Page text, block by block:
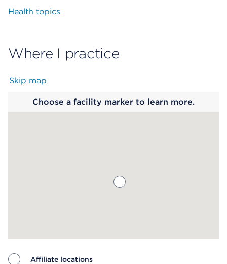
Health topics
Where I practice
Skip map
Choose a facility marker to learn more.
Affiliate locations